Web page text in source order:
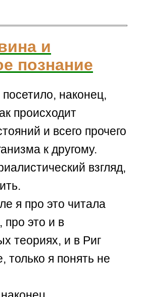
и
познание
наконец,
происходит
и всего прочего
к другому.
взгляд,
я про это читала
про это и в
теориях, и в Риг
только я понять не